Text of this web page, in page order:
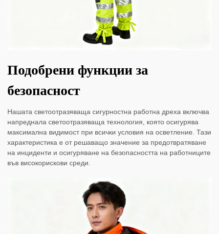
Подобрени функции за
безопасност
Нашата светоотразяваща сигурностна работна дреха включва
напреднала светоотразяваща технология, която осигурява
максимална видимост при всички условия на осветление. Тази
характеристика е от решаващо значение за предотвратяване
на инциденти и осигуряване на безопасността на работниците
във високорискови среди.